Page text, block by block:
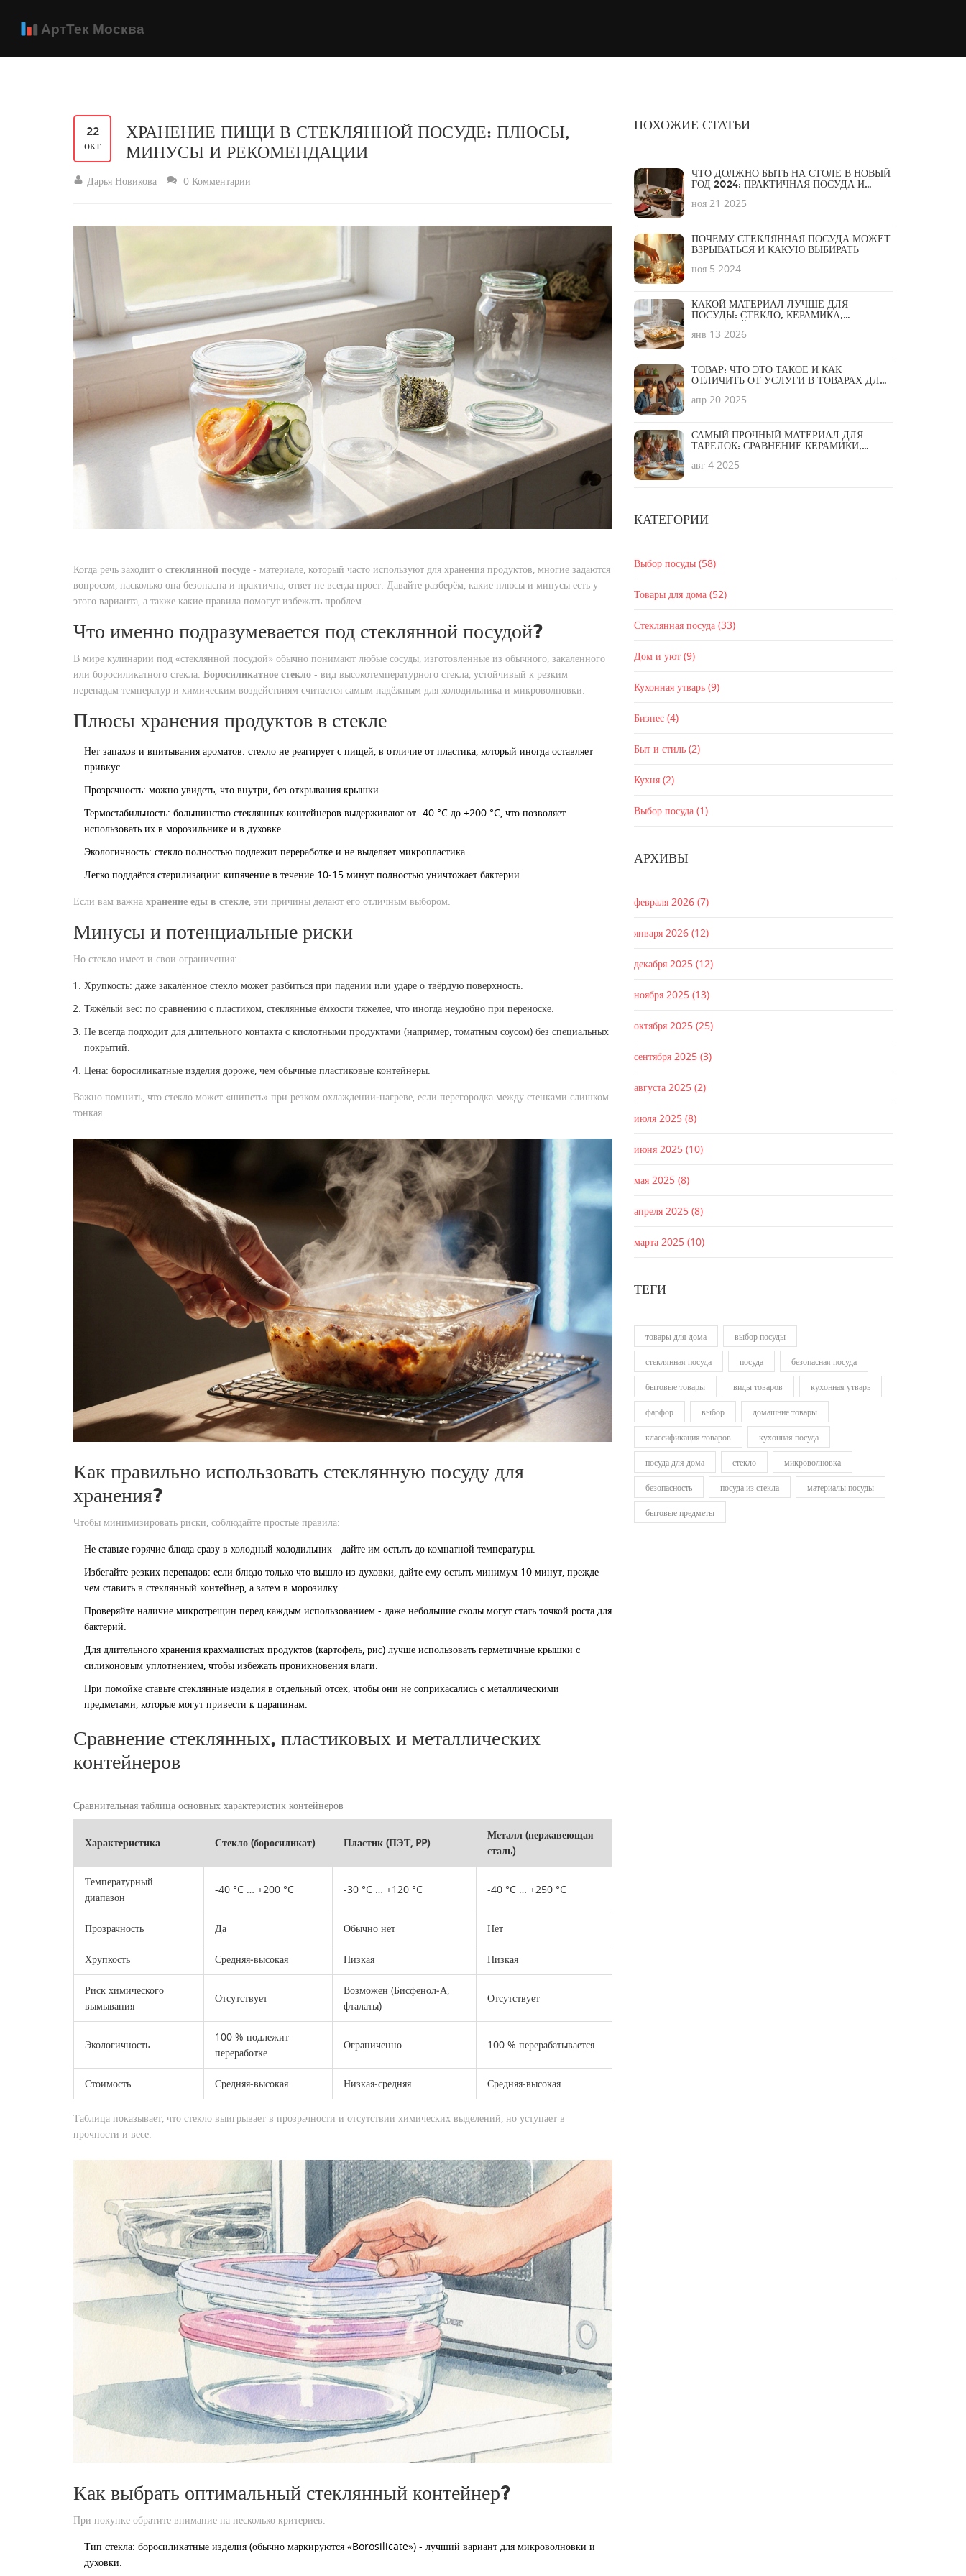
22
окт
ХРАНЕНИЕ ПИЩИ В СТЕКЛЯННОЙ ПОСУДЕ: ПЛЮСЫ,
МИНУСЫ И РЕКОМЕНДАЦИИ
Дарья Новикова 0 Комментарии
Когда речь заходит о стеклянной посуде - материале, который часто используют для хранения продуктов, многие задаются
вопросом, насколько она безопасна и практична, ответ не всегда прост. Давайте разберём, какие плюсы и минусы есть у
этого варианта, а также какие правила помогут избежать проблем.
Что именно подразумевается под стеклянной посудой?
В мире кулинарии под «стеклянной посудой» обычно понимают любые сосуды, изготовленные из обычного, закаленного
или боросиликатного стекла. Боросиликатное стекло - вид высокотемпературного стекла, устойчивый к резким
перепадам температур и химическим воздействиям считается самым надёжным для холодильника и микроволновки.
Плюсы хранения продуктов в стекле
Нет запахов и впитывания ароматов: стекло не реагирует с пищей, в отличие от пластика, который иногда оставляет
привкус.
Прозрачность: можно увидеть, что внутри, без открывания крышки.
Термостабильность: большинство стеклянных контейнеров выдерживают от -40 °C до +200 °C, что позволяет
использовать их в морозильнике и в духовке.
Экологичность: стекло полностью подлежит переработке и не выделяет микропластика.
Легко поддаётся стерилизации: кипячение в течение 10‑15 минут полностью уничтожает бактерии.
Если вам важна хранение еды в стекле, эти причины делают его отличным выбором.
Минусы и потенциальные риски
Но стекло имеет и свои ограничения:
Хрупкость: даже закалённое стекло может разбиться при падении или ударе о твёрдую поверхность.
Тяжёлый вес: по сравнению с пластиком, стеклянные ёмкости тяжелее, что иногда неудобно при переноске.
Не всегда подходит для длительного контакта с кислотными продуктами (например, томатным соусом) без специальных
покрытий.
Цена: боросиликатные изделия дороже, чем обычные пластиковые контейнеры.
Важно помнить, что стекло может «шипеть» при резком охлаждении‑нагреве, если перегородка между стенками слишком
тонкая.
Как правильно использовать стеклянную посуду для
хранения?
Чтобы минимизировать риски, соблюдайте простые правила:
Не ставьте горячие блюда сразу в холодный холодильник - дайте им остыть до комнатной температуры.
Избегайте резких перепадов: если блюдо только что вышло из духовки, дайте ему остыть минимум 10 минут, прежде
чем ставить в стеклянный контейнер, а затем в морозилку.
Проверяйте наличие микротрещин перед каждым использованием - даже небольшие сколы могут стать точкой роста для
бактерий.
Для длительного хранения крахмалистых продуктов (картофель, рис) лучше использовать герметичные крышки с
силиконовым уплотнением, чтобы избежать проникновения влаги.
При помойке ставьте стеклянные изделия в отдельный отсек, чтобы они не соприкасались с металлическими
предметами, которые могут привести к царапинам.
Сравнение стеклянных, пластиковых и металлических
контейнеров
Сравнительная таблица основных характеристик контейнеров
Характеристика Стекло (боросиликат) Пластик (ПЭТ, PP)
Металл (нержавеющая
сталь)
Температурный
диапазон
-40 °C … +200 °C -30 °C … +120 °C -40 °C … +250 °C
Прозрачность Да Обычно нет Нет
Хрупкость Средняя‑высокая Низкая Низкая
Риск химического
вымывания
Отсутствует
Возможен (Бисфенол‑А,
фталаты)
Отсутствует
Экологичность
100 % подлежит
переработке
Ограниченно 100 % перерабатывается
Стоимость Средняя‑высокая Низкая‑средняя Средняя‑высокая
Таблица показывает, что стекло выигрывает в прозрачности и отсутствии химических выделений, но уступает в
прочности и весе.
Как выбрать оптимальный стеклянный контейнер?
При покупке обратите внимание на несколько критериев:
Тип стекла: боросиликатные изделия (обычно маркируются «Borosilicate») - лучший вариант для микроволновки и
духовки.
ПОХОЖИЕ СТАТЬИ
ЧТО ДОЛЖНО БЫТЬ НА СТОЛЕ В НОВЫЙ
ГОД 2024: ПРАКТИЧНАЯ ПОСУДА И
ноя 21 2025
ПОЧЕМУ СТЕКЛЯННАЯ ПОСУДА МОЖЕТ
ВЗРЫВАТЬСЯ И КАКУЮ ВЫБИРАТЬ
ноя 5 2024
КАКОЙ МАТЕРИАЛ ЛУЧШЕ ДЛЯ
ПОСУДЫ: СТЕКЛО, КЕРАМИКА,
янв 13 2026
ТОВАР: ЧТО ЭТО ТАКОЕ И КАК
ОТЛИЧИТЬ ОТ УСЛУГИ В ТОВАРАХ ДЛЯ
апр 20 2025
САМЫЙ ПРОЧНЫЙ МАТЕРИАЛ ДЛЯ
ТАРЕЛОК: СРАВНЕНИЕ КЕРАМИКИ,
ТЕХНОЛОГИЙ
авг 4 2025
КАТЕГОРИИ
Выбор посуды (58)
Товары для дома (52)
Стеклянная посуда (33)
Дом и уют (9)
Кухонная утварь (9)
Бизнес (4)
Быт и стиль (2)
Кухня (2)
Выбор посуда (1)
АРХИВЫ
февраля 2026 (7)
января 2026 (12)
декабря 2025 (12)
ноября 2025 (13)
октября 2025 (25)
сентября 2025 (3)
августа 2025 (2)
июля 2025 (8)
июня 2025 (10)
мая 2025 (8)
апреля 2025 (8)
марта 2025 (10)
ТЕГИ
товары для дома выбор посуды
стеклянная посуда посуда безопасная посуда
бытовые товары виды товаров кухонная утварь
фарфор выбор домашние товары
классификация товаров кухонная посуда
посуда для дома стекло микроволновка
безопасность посуда из стекла материалы посуды
бытовые предметы